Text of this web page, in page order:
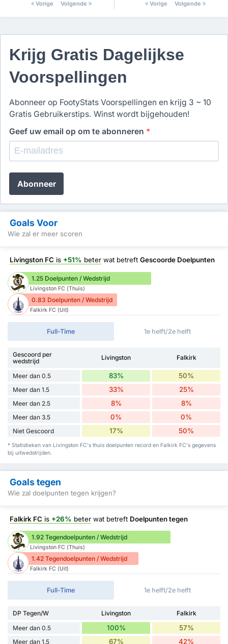
Vorige Volgende Vorige Volgende
Krijg Gratis Dagelijkse
Voorspellingen
Abonneer op FootyStats Voorspellingen en krijg 3 ~ 10
Gratis Gebruikerstips. Winst wordt bijgehouden!
Geef uw email op om te abonneren *
Abonneer
Goals Voor
Wie zal er meer scoren
Livingston FC is +51% beter wat betreft Gescoorde Doelpunten
1.25 Doelpunten / Wedstrijd
Livingston FC (Thuis)
0.83 Doelpunten / Wedstrijd
Falkirk FC (Uit)
Full-Time 1e helft/2e helft
Gescoord per
wedstrijd
Livingston Falkirk
Meer dan 0.5 83% 50%
Meer dan 1.5 33% 25%
Meer dan 2.5 8% 8%
Meer dan 3.5 0% 0%
Niet Gescoord 17% 50%
* Statistieken van Livingston FC's thuis doelpunten record en Falkirk FC's gegevens
bij uitwedstrijden.
Goals tegen
Wie zal doelpunten tegen krijgen?
Falkirk FC is +26% beter wat betreft Doelpunten tegen
1.92 Tegendoelpunten / Wedstrijd
Livingston FC (Thuis)
1.42 Tegendoelpunten / Wedstrijd
Falkirk FC (Uit)
Full-Time 1e helft/2e helft
DP Tegen/W Livingston
Falkirk
Meer dan 0.5
100% 57%
Meer dan 1.5 67% 42%